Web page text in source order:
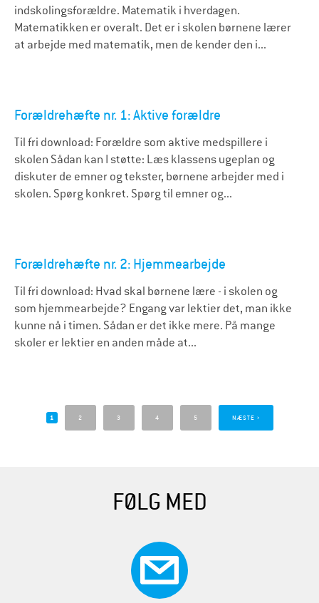
indskolingsforældre. Matematik i hverdagen.
Matematikken er overalt. Det er i skolen børnene lærer
at arbejde med matematik, men de kender den i...
Forældrehæfte nr. 1: Aktive forældre
Til fri download: Forældre som aktive medspillere i
skolen Sådan kan I støtte: Læs klassens ugeplan og
diskuter de emner og tekster, børnene arbejder med i
skolen. Spørg konkret. Spørg til emner og...
Forældrehæfte nr. 2: Hjemmearbejde
Til fri download: Hvad skal børnene lære - i skolen og
som hjemmearbejde? Engang var lektier det, man ikke
kunne nå i timen. Sådan er det ikke mere. På mange
skoler er lektier en anden måde at...
1 2 3 4 5 NÆSTE ›
FØLG MED